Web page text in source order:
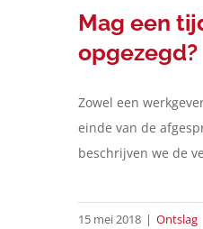
Mag een
opgezegd?
Zowel een
einde van de
beschrijven we de
15 mei 2018 | Ontslag